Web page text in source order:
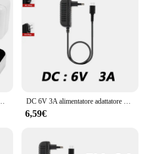
Display di gestione della batteria del telefono presa da viaggio a ricarica rapida DC 6V 3A alimentatore adattatore universale AC / DC TYPE-C caricatore USB SMPS spina EU/US/UK/AU
6,59€